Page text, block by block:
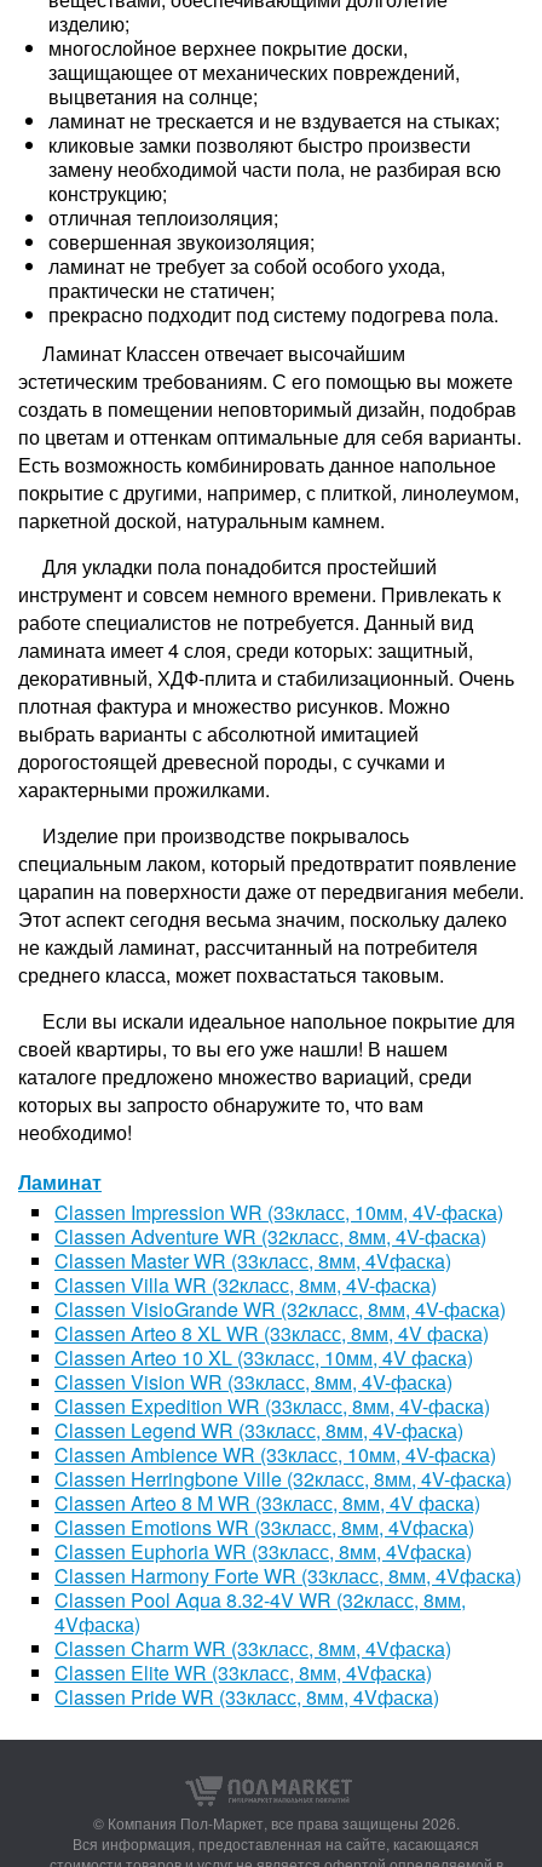
изделию;
многослойное верхнее покрытие доски,
защищающее от механических повреждений,
выцветания на солнце;
ламинат не трескается и не вздувается на стыках;
кликовые замки позволяют быстро произвести
замену необходимой части пола, не разбирая всю
конструкцию;
отличная теплоизоляция;
совершенная звукоизоляция;
ламинат не требует за собой особого ухода,
практически не статичен;
прекрасно подходит под систему подогрева пола.
Ламинат Классен отвечает высочайшим
эстетическим требованиям. С его помощью вы можете
создать в помещении неповторимый дизайн, подобрав
по цветам и оттенкам оптимальные для себя варианты.
Есть возможность комбинировать данное напольное
покрытие с другими, например, с плиткой, линолеумом,
паркетной доской, натуральным камнем.
Для укладки пола понадобится простейший
инструмент и совсем немного времени. Привлекать к
работе специалистов не потребуется. Данный вид
ламината имеет 4 слоя, среди которых: защитный,
декоративный, ХДФ-плита и стабилизационный. Очень
плотная фактура и множество рисунков. Можно
выбрать варианты с абсолютной имитацией
дорогостоящей древесной породы, с сучками и
характерными прожилками.
Изделие при производстве покрывалось
специальным лаком, который предотвратит появление
царапин на поверхности даже от передвигания мебели.
Этот аспект сегодня весьма значим, поскольку далеко
не каждый ламинат, рассчитанный на потребителя
среднего класса, может похвастаться таковым.
Если вы искали идеальное напольное покрытие для
своей квартиры, то вы его уже нашли! В нашем
каталоге предложено множество вариаций, среди
которых вы запросто обнаружите то, что вам
необходимо!
Ламинат
Classen Impression WR (33класс, 10мм, 4V-фаска)
Classen Adventure WR (32класс, 8мм, 4V-фаска)
Classen Master WR (33класс, 8мм, 4Vфаска)
Classen Villa WR (32класс, 8мм, 4V-фаска)
Classen VisioGrande WR (32класс, 8мм, 4V-фаска)
Classen Arteo 8 XL WR (33класс, 8мм, 4V фаска)
Classen Arteo 10 XL (33класс, 10мм, 4V фаска)
Classen Vision WR (33класс, 8мм, 4V-фаска)
Classen Expedition WR (33класс, 8мм, 4V-фаска)
Classen Legend WR (33класс, 8мм, 4V-фаска)
Classen Ambience WR (33класс, 10мм, 4V-фаска)
Classen Herringbone Ville (32класс, 8мм, 4V-фаска)
Classen Arteo 8 M WR (33класс, 8мм, 4V фаска)
Classen Emotions WR (33класс, 8мм, 4Vфаска)
Classen Euphoria WR (33класс, 8мм, 4Vфаска)
Classen Harmony Forte WR (33класс, 8мм, 4Vфаска)
Classen Pool Aqua 8.32-4V WR (32класс, 8мм,
4Vфаска)
Classen Charm WR (33класс, 8мм, 4Vфаска)
Classen Elite WR (33класс, 8мм, 4Vфаска)
Classen Pride WR (33класс, 8мм, 4Vфаска)
© Компания Пол-Маркет, все права защищены 2026.
Вся информация, предоставленная на сайте, касающаяся